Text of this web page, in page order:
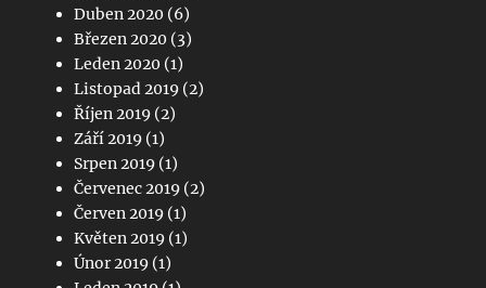
Duben 2020 (6)
Březen 2020 (3)
Leden 2020 (1)
Listopad 2019 (2)
Říjen 2019 (2)
Září 2019 (1)
Srpen 2019 (1)
Červenec 2019 (2)
Červen 2019 (1)
Květen 2019 (1)
Únor 2019 (1)